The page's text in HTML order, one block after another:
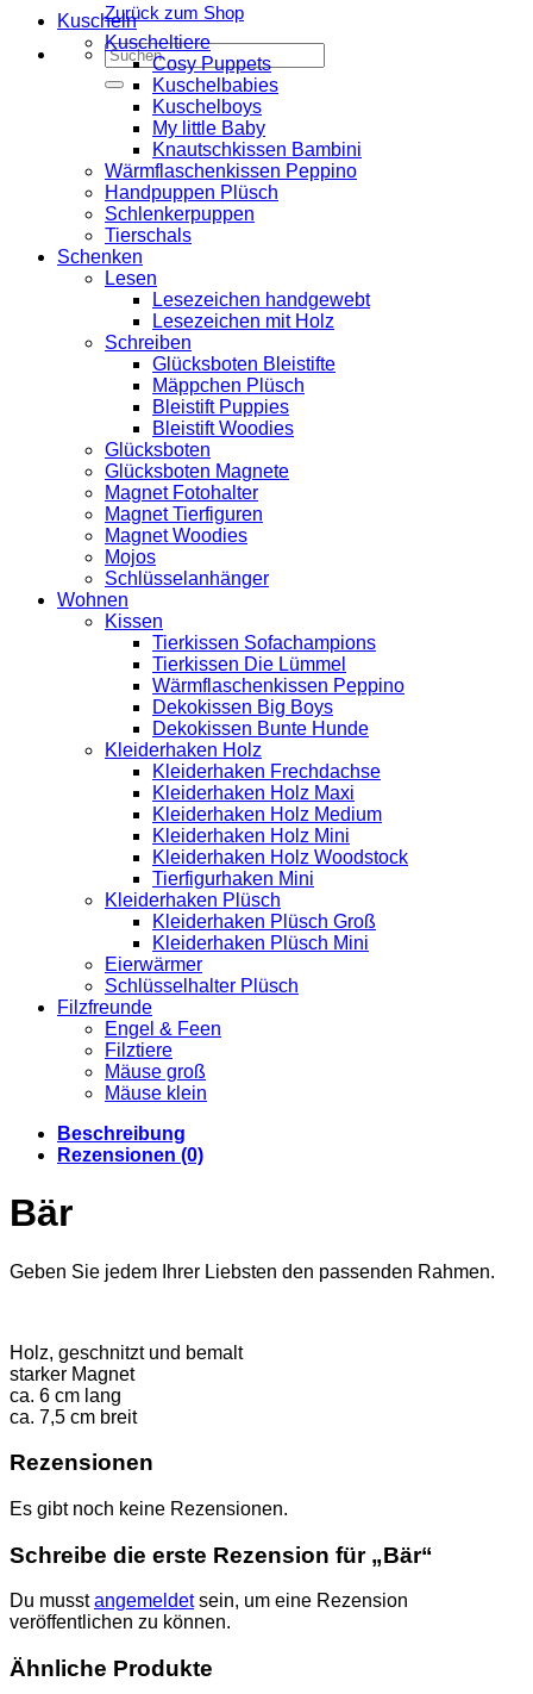
Zurück zum Shop
Suchen
nach:
Kuscheln
Kuscheltiere
Cosy Puppets
Kuschelbabies
Kuschelboys
My little Baby
Knautschkissen Bambini
Wärmflaschenkissen Peppino
Handpuppen Plüsch
Schlenkerpuppen
Tierschals
Schenken
Lesen
Lesezeichen handgewebt
Lesezeichen mit Holz
Schreiben
Glücksboten Bleistifte
Mäppchen Plüsch
Bleistift Puppies
Bleistift Woodies
Glücksboten
Glücksboten Magnete
Magnet Fotohalter
Magnet Tierfiguren
Magnet Woodies
Mojos
Schlüsselanhänger
Wohnen
Kissen
Tierkissen Sofachampions
Tierkissen Die Lümmel
Wärmflaschenkissen Peppino
Dekokissen Big Boys
Dekokissen Bunte Hunde
Kleiderhaken Holz
Kleiderhaken Frechdachse
Kleiderhaken Holz Maxi
Kleiderhaken Holz Medium
Kleiderhaken Holz Mini
Kleiderhaken Holz Woodstock
Tierfigurhaken Mini
Kleiderhaken Plüsch
Kleiderhaken Plüsch Groß
Kleiderhaken Plüsch Mini
Eierwärmer
Schlüsselhalter Plüsch
Filzfreunde
Engel & Feen
Filztiere
Mäuse groß
Mäuse klein
Beschreibung
Rezensionen (0)
Bär
Geben Sie jedem Ihrer Liebsten den passenden Rahmen.
Holz, geschnitzt und bemalt
starker Magnet
ca. 6 cm lang
ca. 7,5 cm breit
Rezensionen
Es gibt noch keine Rezensionen.
Schreibe die erste Rezension für „Bär“
Du musstangemeldetsein, um eine Rezension
veröffentlichen zu können.
Ähnliche Produkte